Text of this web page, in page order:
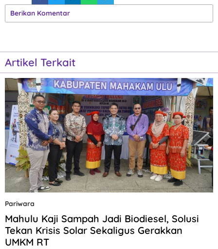
Berikan Komentar
Artikel Terkait
Pariwara
Mahulu Kaji Sampah Jadi Biodiesel, Solusi
Tekan Krisis Solar Sekaligus Gerakkan
UMKM RT